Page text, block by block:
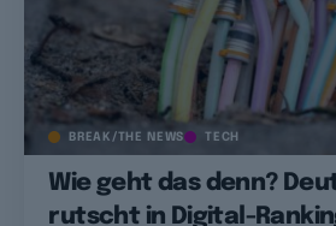
BREAK/THE NEWS TECH
Wie geht das denn?
rutscht in Digital-